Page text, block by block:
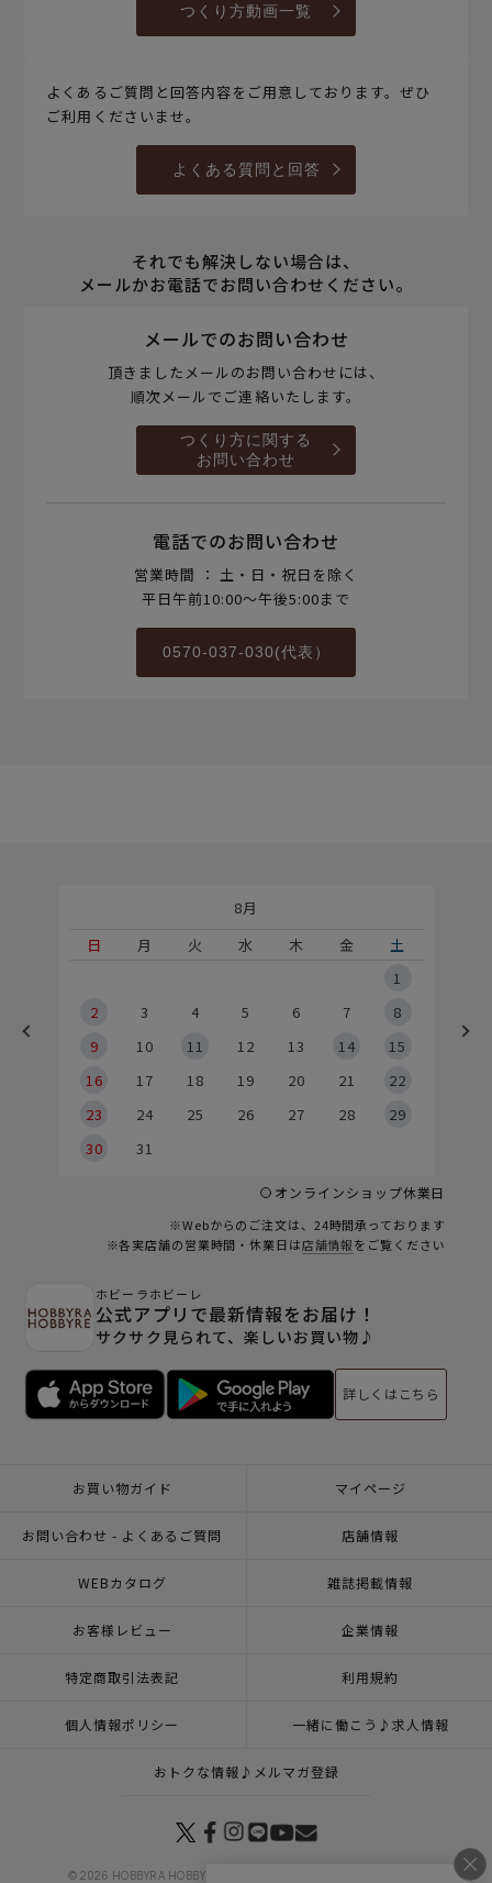
つくり方動画一覧
よくあるご質問と回答内容をご用意しております。ぜひ
ご利用くださいませ。
よくある質問と回答
それでも解決しない場合は、
メールかお電話でお問い合わせください。
メールでのお問い合わせ
頂きましたメールのお問い合わせには、
順次メールでご連絡いたします。
つくり方に関する
お問い合わせ
電話でのお問い合わせ
営業時間 ： 土・日・祝日を除く
平日午前10:00～午後5:00まで
0570-037-030(代表）
8月
日
月 火 水 木 金
土
1
2
3 4 5 6 7
8
9
10 11 12 13 14
15
16
17 18 19 20 21
22
23
24 25 26 27 28
29
30
31
オンラインショップ休業日
※Webからのご注文は、24時間承っております
※各実店舗の営業時間・休業日は店舗情報をご覧ください
ホビーラホビーレ
公式アプリで最新情報をお届け！
サクサク見られて、楽しいお買い物♪
詳しくはこちら
お買い物ガイド マイページ
お問い合わせ - よくあるご質問 店舗情報
WEBカタログ 雑誌掲載情報
お客様レビュー 企業情報
特定商取引法表記 利用規約
個人情報ポリシー 一緒に働こう♪求人情報
おトクな情報♪メルマガ登録
© 2026 HOBBYRA HOBBYRE CORPORATION ALL Rights Reserved